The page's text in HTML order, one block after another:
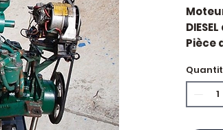
DIESEL
Pièce